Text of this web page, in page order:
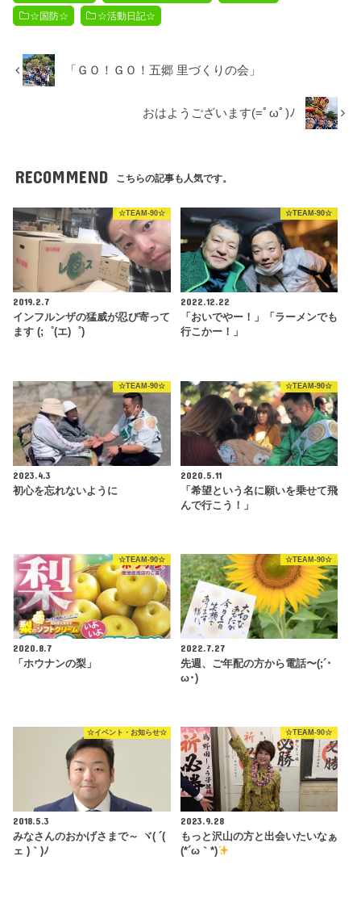
☆国防☆ ☆活動日記☆
「ＧＯ！ＧＯ！五郷 里づくりの会」
おはようございます(=ﾟωﾟ)ﾉ
RECOMMEND こちらの記事も人気です。
☆TEAM-90☆
2019.2.7
インフルンザの猛威が忍び寄って
ます (;゜(エ)゜)
☆TEAM-90☆
2022.12.22
「おいでやー！」「ラーメンでも
行こかー！」
☆TEAM-90☆
2023.4.3
初心を忘れないように
☆TEAM-90☆
2020.5.11
「希望という名に願いを乗せて飛
んで行こう！」
☆TEAM-90☆
2020.8.7
「ホウナンの梨」
☆TEAM-90☆
2022.7.27
先週、ご年配の方から電話〜(;´･
ω･)
☆イベント・お知らせ☆
2018.5.3
みなさんのおかげさまで～ ヾ( ´(
ェ )｀)ﾉ
☆TEAM-90☆
2023.9.28
もっと沢山の方と出会いたいなぁ
(*´ω｀*)